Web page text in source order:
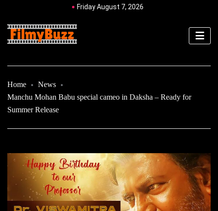
Friday August 7, 2026
Home
News
Manchu Mohan Babu special cameo in Daksha – Ready for
Summer Release